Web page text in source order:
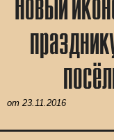
Новый
от 23.11.2016